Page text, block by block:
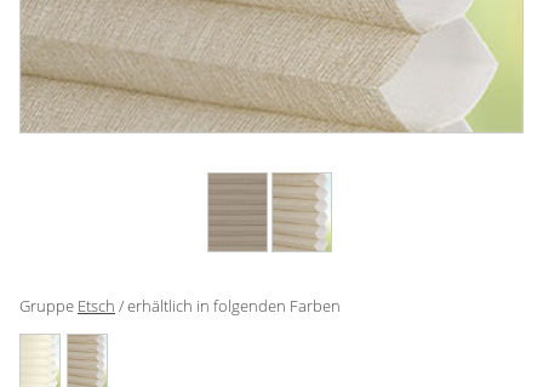
Gardinenstange
Stoffe
Panneaux
Gruppe Etsch / erhältlich in folgenden Farben